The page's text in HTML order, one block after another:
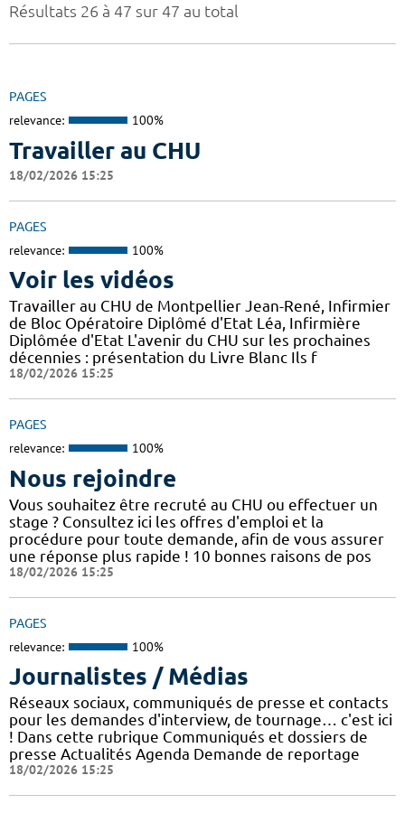
Résultats 26 à 47 sur 47 au total
PAGES
relevance: 100%
Travailler au CHU
18/02/2026 15:25
PAGES
relevance: 100%
Voir les vidéos
Travailler au CHU de Montpellier Jean-René, Infirmier
de Bloc Opératoire Diplômé d'Etat Léa, Infirmière
Diplômée d'Etat L'avenir du CHU sur les prochaines
décennies : présentation du Livre Blanc Ils f
18/02/2026 15:25
PAGES
relevance: 100%
Nous rejoindre
Vous souhaitez être recruté au CHU ou effectuer un
stage ? Consultez ici les offres d'emploi et la
procédure pour toute demande, afin de vous assurer
une réponse plus rapide ! 10 bonnes raisons de pos
18/02/2026 15:25
PAGES
relevance: 100%
Journalistes / Médias
Réseaux sociaux, communiqués de presse et contacts
pour les demandes d'interview, de tournage… c'est ici
! Dans cette rubrique Communiqués et dossiers de
presse Actualités Agenda Demande de reportage
18/02/2026 15:25